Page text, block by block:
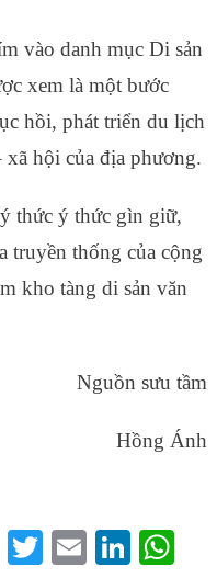
vào danh mục Di sản
xem là một bước
hồi, phát triển du lịch
hội của địa phương.
thức ý thức gìn giữ,
truyền thống của cộng
kho tàng di sản văn
Nguồn sưu tầm
Hồng Ánh
CopyTwitter
Email